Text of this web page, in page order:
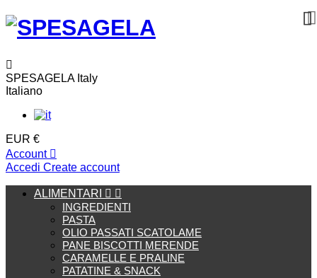
SPESAGELA Italy
Italiano
EUR €
Account
Accedi Create account
ALIMENTARI  
INGREDIENTI
PASTA
OLIO PASSATI SCATOLAME
PANE BISCOTTI MERENDE
CARAMELLE E PRALINE
PATATINE & SNACK